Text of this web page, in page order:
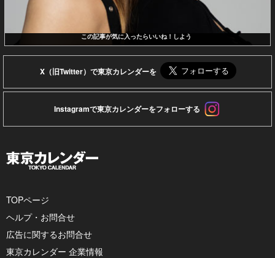
この記事が気に入ったらいいね！しよう
X（旧Twitter）で東京カレンダーを
Instagramで東京カレンダーをフォローする
TOPページ
ヘルプ・お問合せ
広告に関するお問合せ
東京カレンダー 企業情報